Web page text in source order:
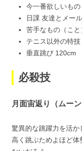
今一番欲しいも
日課 友達とメー
苦手なもの（こ
テニス以外の特
垂直跳び 120cm
必殺技
月面宙返り（ムーン
驚異的な跳躍力を活か
高く跳ぶためよほど体